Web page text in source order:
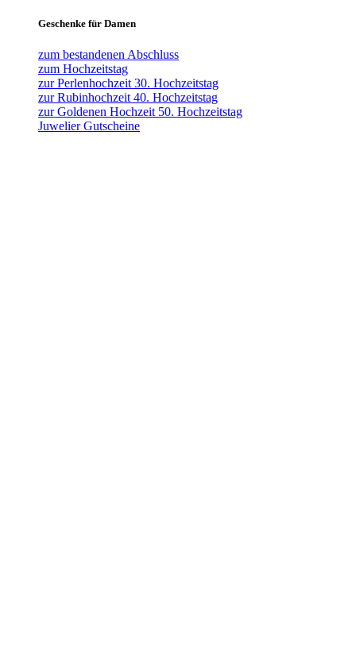
Geschenke für Damen
zum bestandenen Abschluss
zum Hochzeitstag
zur Perlenhochzeit 30. Hochzeitstag
zur Rubinhochzeit 40. Hochzeitstag
zur Goldenen Hochzeit 50. Hochzeitstag
Juwelier Gutscheine